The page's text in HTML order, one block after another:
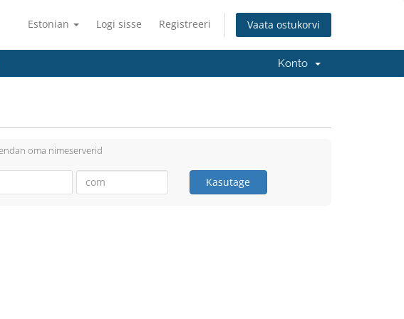
Estonian Logi sisse Registreeri Vaata ostukorvi
Konto
oma nimeserverid
Kasutage